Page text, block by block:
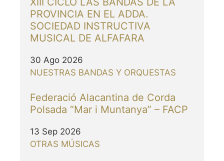
PROVINCIA EN EL ADDA.
SOCIEDAD INSTRUCTIVA
MUSICAL DE ALFAFARA
30 Ago 2026
NUESTRAS BANDAS Y ORQUESTAS
Federació Alacantina de Corda
Polsada “Mar i Muntanya” – FACP
13 Sep 2026
OTRAS MÚSICAS